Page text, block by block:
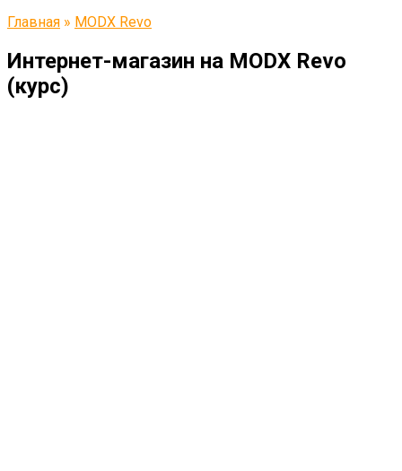
Главная » MODX Revo
Интернет-магазин на MODX Revo
(курс)